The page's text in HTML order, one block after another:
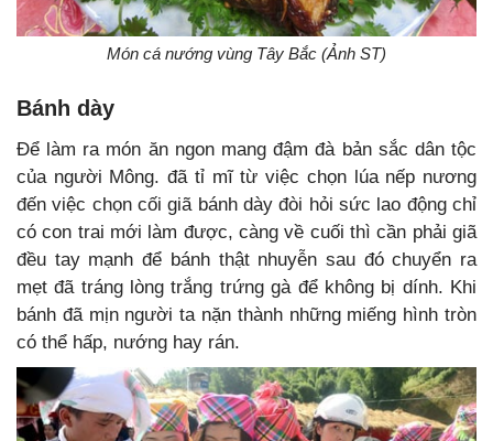
Món cá nướng vùng Tây Bắc (Ảnh ST)
Bánh dày
Để làm ra món ăn ngon mang đậm đà bản sắc dân tộc
của người Mông. đã tỉ mĩ từ việc chọn lúa nếp nương
đến việc chọn cối giã bánh dày đòi hỏi sức lao động chỉ
có con trai mới làm được, càng về cuối thì cần phải giã
đều tay mạnh để bánh thật nhuyễn sau đó chuyển ra
mẹt đã tráng lòng trắng trứng gà để không bị dính. Khi
bánh đã mịn người ta nặn thành những miếng hình tròn
có thể hấp, nướng hay rán.